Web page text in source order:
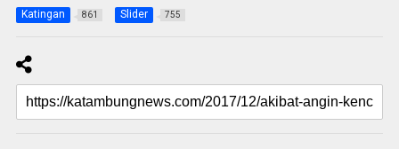
Katingan 861 Slider 755